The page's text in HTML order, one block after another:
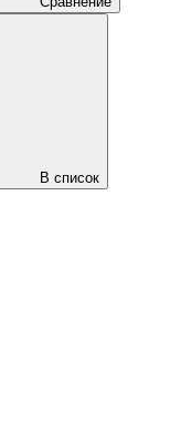
В список